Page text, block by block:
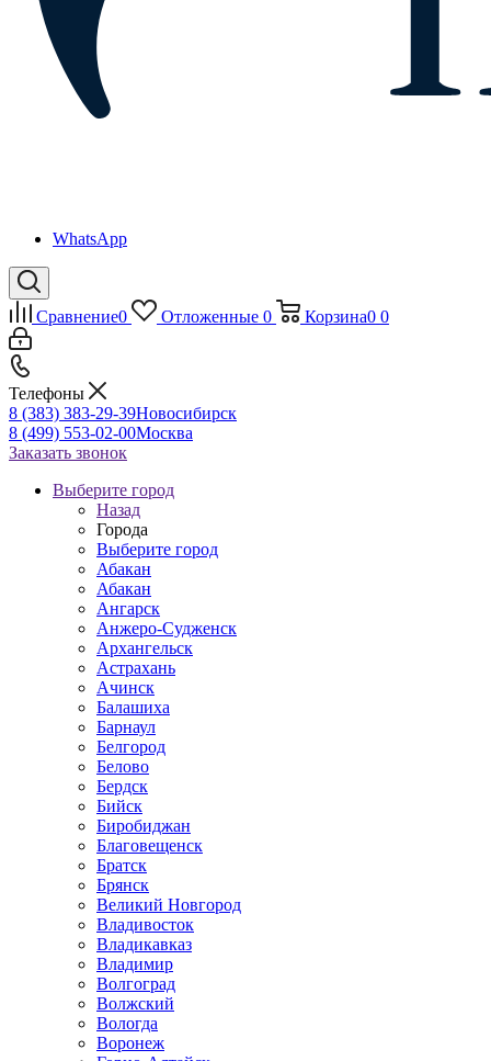
WhatsApp
Сравнение0 Отложенные 0 Корзина0 0
Телефоны
8 (383) 383-29-39Новосибирск
8 (499) 553-02-00Москва
Заказать звонок
Выберите город
Назад
Города
Выберите город
Абакан
Абакан
Ангарск
Анжеро-Судженск
Архангельск
Астрахань
Ачинск
Балашиха
Барнаул
Белгород
Белово
Бердск
Бийск
Биробиджан
Благовещенск
Братск
Брянск
Великий Новгород
Владивосток
Владикавказ
Владимир
Волгоград
Волжский
Вологда
Воронеж